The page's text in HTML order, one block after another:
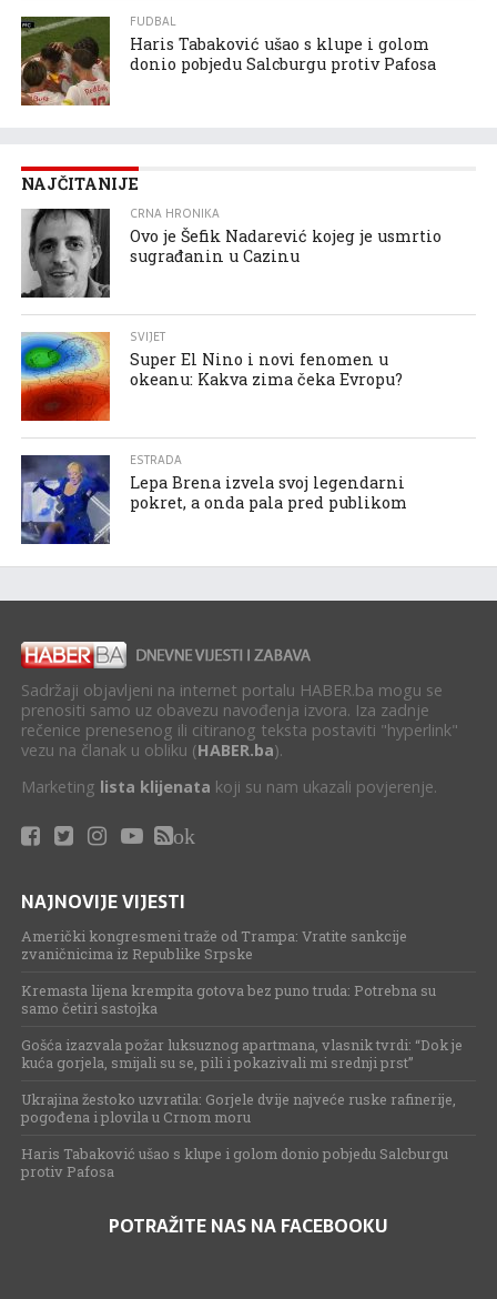
FUDBAL
Haris Tabaković ušao s klupe i golom
donio pobjedu Salcburgu protiv Pafosa
NAJČITANIJE
CRNA HRONIKA
Ovo je Šefik Nadarević kojeg je usmrtio
sugrađanin u Cazinu
SVIJET
Super El Nino i novi fenomen u
okeanu: Kakva zima čeka Evropu?
ESTRADA
Lepa Brena izvela svoj legendarni
pokret, a onda pala pred publikom
Sadržaji objavljeni na internet portalu HABER.ba mogu se
prenositi samo uz obavezu navođenja izvora. Iza zadnje
rečenice prenesenog ili citiranog teksta postaviti "hyperlink"
vezu na članak u obliku (HABER.ba).
Marketing lista klijenata koji su nam ukazali povjerenje.
ok
NAJNOVIJE VIJESTI
Američki kongresmeni traže od Trampa: Vratite sankcije
zvaničnicima iz Republike Srpske
Kremasta lijena krempita gotova bez puno truda: Potrebna su
samo četiri sastojka
Gošća izazvala požar luksuznog apartmana, vlasnik tvrdi: “Dok je
kuća gorjela, smijali su se, pili i pokazivali mi srednji prst”
Ukrajina žestoko uzvratila: Gorjele dvije najveće ruske rafinerije,
pogođena i plovila u Crnom moru
Haris Tabaković ušao s klupe i golom donio pobjedu Salcburgu
protiv Pafosa
POTRAŽITE NAS NA FACEBOOKU